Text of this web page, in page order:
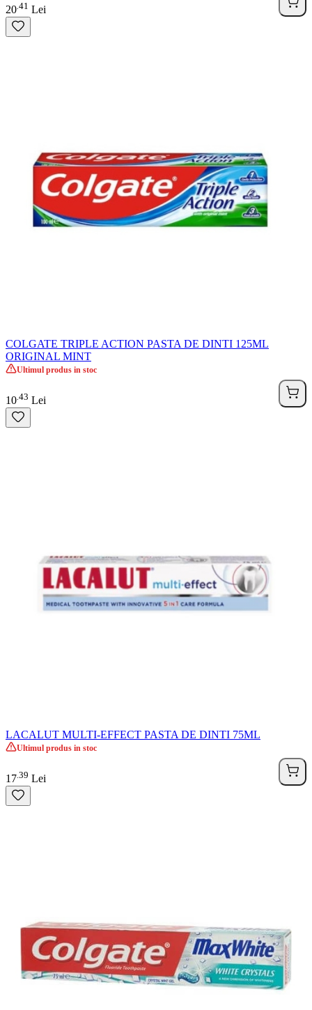
20 41 Lei
COLGATE TRIPLE ACTION PASTA DE DINTI 125ML
ORIGINAL MINT
Ultimul produs in stoc
10 43 Lei
LACALUT MULTI-EFFECT PASTA DE DINTI 75ML
Ultimul produs in stoc
17 39 Lei